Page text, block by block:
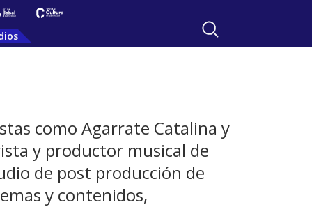
como Agarrate Catalina y
y productor musical de
de post producción de
y contenidos,